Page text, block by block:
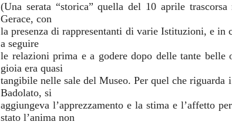
(Una serata “storica” quella del 10 aprile
Gerace, con
la presenza di rappresentanti di varie Istituzioni, e in
a seguire
le relazioni prima e a godere dopo delle tante belle
gioia era quasi
tangibile nelle sale del Museo. Per quel che
Badolato, si
aggiungeva l’apprezzamento e la stima e l’affetto
stato l’anima non